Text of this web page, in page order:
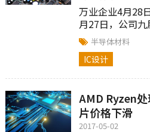
万业企业4月28
月27日，公司
《关于公司拟认
产业投资基金（
半导体材料
IC设计
AMD Ryzen
片价格下滑
2017-05-02